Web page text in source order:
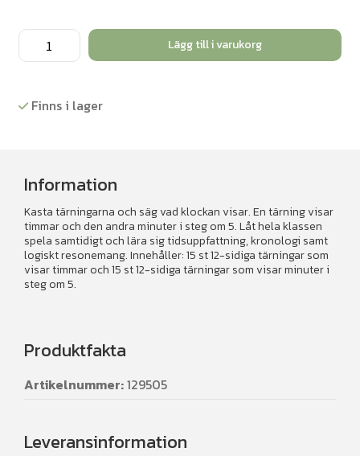
Klocktärningar
mängd
Lägg till i varukorg
Finns i lager
Information
Kasta tärningarna och säg vad klockan visar. En tärning visar
timmar och den andra minuter i steg om 5. Låt hela klassen
spela samtidigt och lära sig tidsuppfattning, kronologi samt
logiskt resonemang. Innehåller: 15 st 12-sidiga tärningar som
visar timmar och 15 st 12-sidiga tärningar som visar minuter i
steg om 5.
Produktfakta
Artikelnummer:129505
Leveransinformation